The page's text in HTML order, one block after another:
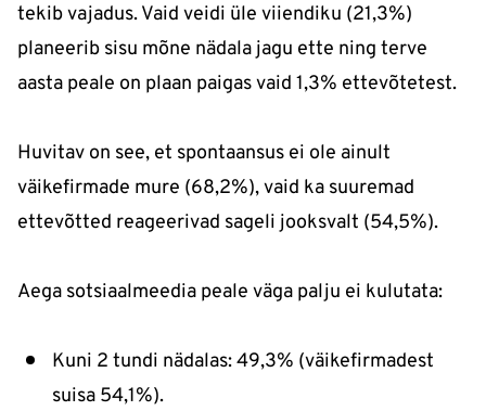
tekib vajadus. Vaid veidi üle viiendiku (21,3%)
planeerib sisu mõne nädala jagu ette ning terve
aasta peale on plaan paigas vaid 1,3% ettevõtetest.
Huvitav on see, et spontaansus ei ole ainult
väikefirmade mure (68,2%), vaid ka suuremad
ettevõtted reageerivad sageli jooksvalt (54,5%).
Aega sotsiaalmeedia peale väga palju ei kulutata:
Kuni 2 tundi nädalas: 49,3% (väikefirmadest
suisa 54,1%).